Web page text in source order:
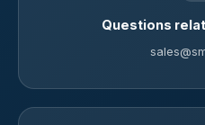
Questions